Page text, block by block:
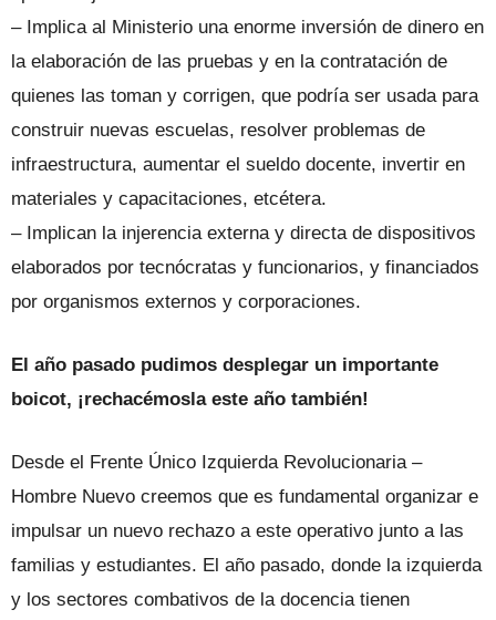
– Implica al Ministerio una enorme inversión de dinero en
la elaboración de las pruebas y en la contratación de
quienes las toman y corrigen, que podría ser usada para
construir nuevas escuelas, resolver problemas de
infraestructura, aumentar el sueldo docente, invertir en
materiales y capacitaciones, etcétera.
– Implican la injerencia externa y directa de dispositivos
elaborados por tecnócratas y funcionarios, y financiados
por organismos externos y corporaciones.
El año pasado pudimos desplegar un importante
boicot, ¡rechacémosla este año también!
Desde el Frente Único Izquierda Revolucionaria –
Hombre Nuevo creemos que es fundamental organizar e
impulsar un nuevo rechazo a este operativo junto a las
familias y estudiantes. El año pasado, donde la izquierda
y los sectores combativos de la docencia tienen